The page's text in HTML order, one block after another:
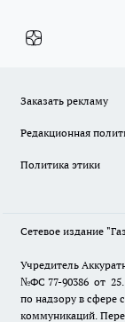
Заказать рекламу
Редакционная
Политика этики
Сетевое издание
Учредитель
№ФС 77-90386 от
по надзору в сфере
коммуникаций.